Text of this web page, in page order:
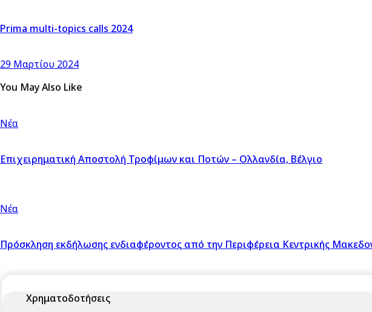
Prima multi-topics calls 2024
29 Μαρτίου 2024
You May Also Like
Νέα
Επιχειρηματική Αποστολή Τροφίμων και Ποτών – Ολλανδία, Βέλγιο
Νέα
Πρόσκληση εκδήλωσης ενδιαφέροντος από την Περιφέρεια Κεντρικής
Χρηματοδοτήσεις